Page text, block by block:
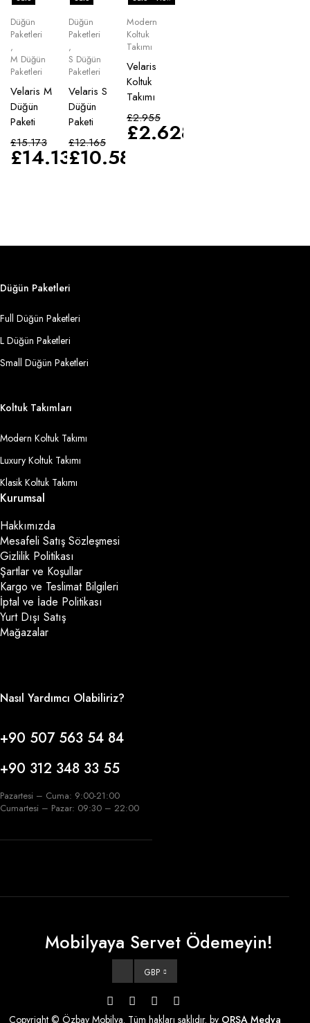
Düğün
Paketleri
,
M Düğün
Paketleri
Velaris M
Düğün
Paketi
£15.173
£14.135
Düğün
Paketleri
,
S Düğün
Paketleri
Velaris S
Düğün
Paketi
£12.165
£10.583
Modern
Koltuk
Takımı
Velaris
Koltuk
Takımı
£2.955
£2.628
Düğün Paketleri
Full Düğün Paketleri
L Düğün Paketleri
Small Düğün Paketleri
Koltuk Takımları
Modern Koltuk Takımı
Luxury Koltuk Takımı
Klasik Koltuk Takımı
Kurumsal
Hakkımızda
Mesafeli Satış Sözleşmesi
Gizlilik Politikası
Şartlar ve Koşullar
Kargo ve Teslimat Bilgileri
İptal ve İade Politikası
Yurt Dışı Satış
Mağazalar
Nasıl Yardımcı Olabiliriz?
+90 507 563 54 84
+90 312 348 33 55
Pazartesi – Cuma: 9:00-21:00
Cumartesi – Pazar: 09:30 – 22:00
Mobilyaya Servet Ödemeyin!
GBP
Copyright © Özbay Mobilya. Tüm hakları saklıdır. by ORSA Medya